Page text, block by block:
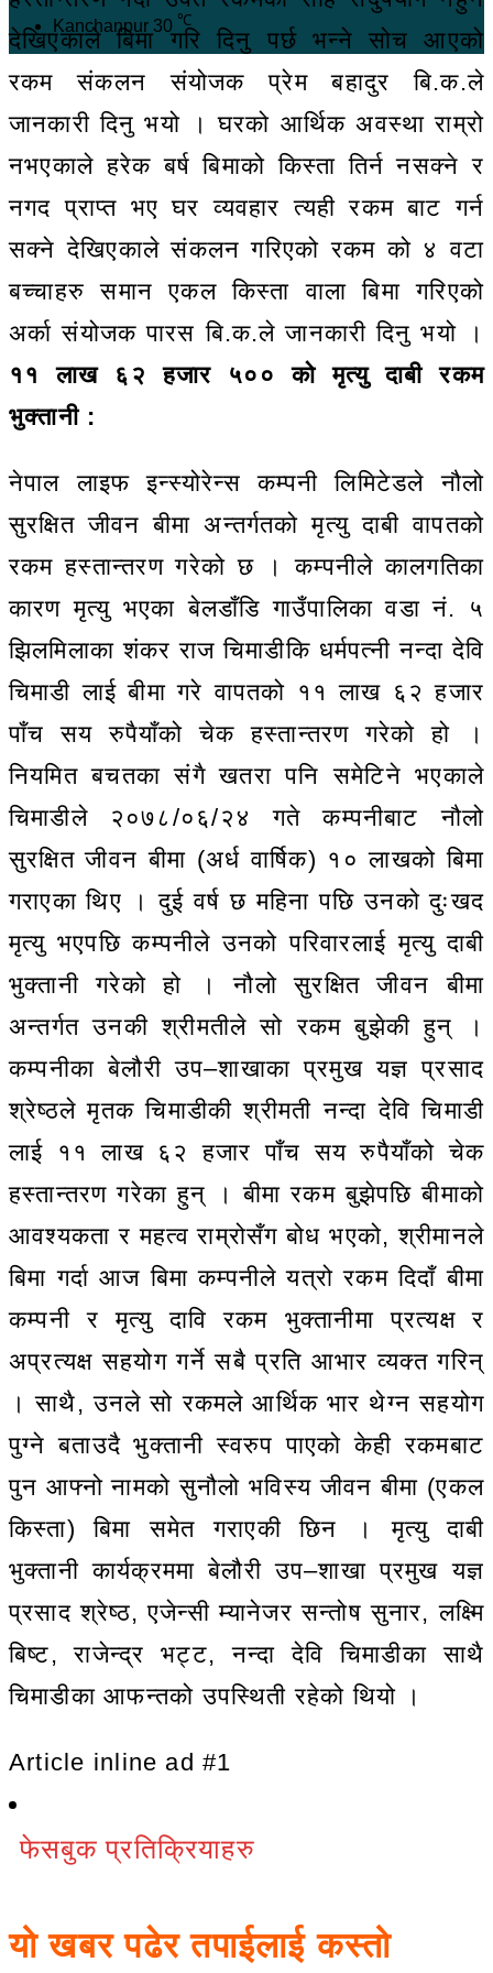
Kanchanpur 30 ℃
देखिएकाले बिमा गरि दिनु पर्छ भन्ने सोच आएको
रकम संकलन संयोजक प्रेम बहादुर बि.क.ले
जानकारी दिनु भयो । घरको आर्थिक अवस्था राम्रो
नभएकाले हरेक बर्ष बिमाको किस्ता तिर्न नसक्ने र
नगद प्राप्त भए घर व्यवहार त्यही रकम बाट गर्न
सक्ने देखिएकाले संकलन गरिएको रकम को ४ वटा
बच्चाहरु समान एकल किस्ता वाला बिमा गरिएको
अर्का संयोजक पारस बि.क.ले जानकारी दिनु भयो ।
११ लाख ६२ हजार ५०० को मृत्यु दाबी रकम
भुक्तानी :
नेपाल लाइफ इन्स्योरेन्स कम्पनी लिमिटेडले नौलो
सुरक्षित जीवन बीमा अन्तर्गतको मृत्यु दाबी वापतको
रकम हस्तान्तरण गरेको छ । कम्पनीले कालगतिका
कारण मृत्यु भएका बेलडाँडि गाउँपालिका वडा नं. ५
झिलमिलाका शंकर राज चिमाडीकि धर्मपत्नी नन्दा देवि
चिमाडी लाई बीमा गरे वापतको ११ लाख ६२ हजार
पाँच सय रुपैयाँको चेक हस्तान्तरण गरेको हो ।
नियमित बचतका संगै खतरा पनि समेटिने भएकाले
चिमाडीले २०७८/०६/२४ गते कम्पनीबाट नौलो
सुरक्षित जीवन बीमा (अर्ध वार्षिक) १० लाखको बिमा
गराएका थिए । दुई वर्ष छ महिना पछि उनको दुःखद
मृत्यु भएपछि कम्पनीले उनको परिवारलाई मृत्यु दाबी
भुक्तानी गरेको हो । नौलो सुरक्षित जीवन बीमा
अन्तर्गत उनकी श्रीमतीले सो रकम बुझेकी हुन् ।
कम्पनीका बेलौरी उप–शाखाका प्रमुख यज्ञ प्रसाद
श्रेष्ठले मृतक चिमाडीकी श्रीमती नन्दा देवि चिमाडी
लाई ११ लाख ६२ हजार पाँच सय रुपैयाँको चेक
हस्तान्तरण गरेका हुन् । बीमा रकम बुझेपछि बीमाको
आवश्यकता र महत्व राम्रोसँग बोध भएको, श्रीमानले
बिमा गर्दा आज बिमा कम्पनीले यत्रो रकम दिदाँ बीमा
कम्पनी र मृत्यु दावि रकम भुक्तानीमा प्रत्यक्ष र
अप्रत्यक्ष सहयोग गर्ने सबै प्रति आभार व्यक्त गरिन्
। साथै, उनले सो रकमले आर्थिक भार थेग्न सहयोग
पुग्ने बताउदै भुक्तानी स्वरुप पाएको केही रकमबाट
पुन आफ्नो नामको सुनौलो भविस्य जीवन बीमा (एकल
किस्ता) बिमा समेत गराएकी छिन । मृत्यु दाबी
भुक्तानी कार्यक्रममा बेलौरी उप–शाखा प्रमुख यज्ञ
प्रसाद श्रेष्ठ, एजेन्सी म्यानेजर सन्तोष सुनार, लक्ष्मि
बिष्ट, राजेन्द्र भट्ट, नन्दा देवि चिमाडीका साथै
चिमाडीका आफन्तको उपस्थिती रहेको थियो ।
Article inline ad #1
फेसबुक प्रतिक्रियाहरु
यो खबर पढेर तपाईलाई कस्तो